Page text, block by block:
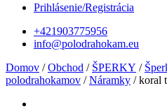
Prihlásenie/Registrácia
+421903775956
info@polodrahokam.eu
Domov /Obchod / ŠPERKY /
polodrahokamov /Náramky / koral